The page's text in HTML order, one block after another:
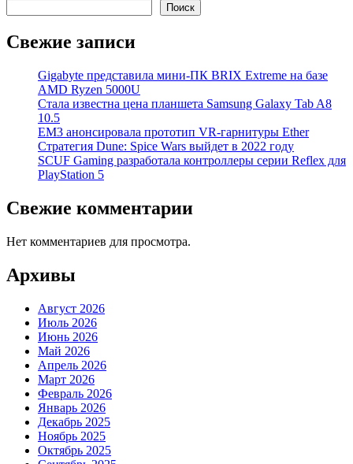
Поиск
Свежие записи
Gigabyte представила мини-ПК BRIX Extreme на базе
AMD Ryzen 5000U
Стала известна цена планшета Samsung Galaxy Tab A8
10.5
EM3 анонсировала прототип VR-гарнитуры Ether
Стратегия Dune: Spice Wars выйдет в 2022 году
SCUF Gaming разработала контроллеры серии Reflex для
PlayStation 5
Свежие комментарии
Нет комментариев для просмотра.
Архивы
Август 2026
Июль 2026
Июнь 2026
Май 2026
Апрель 2026
Март 2026
Февраль 2026
Январь 2026
Декабрь 2025
Ноябрь 2025
Октябрь 2025